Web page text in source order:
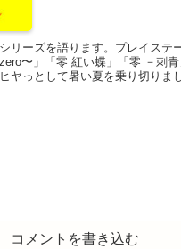
リーズを語ります。プレイステ
〜」「零 紅い蝶」「零 －刺
ヤっとして暑い夏を乗り切りま
コメントを書き込む